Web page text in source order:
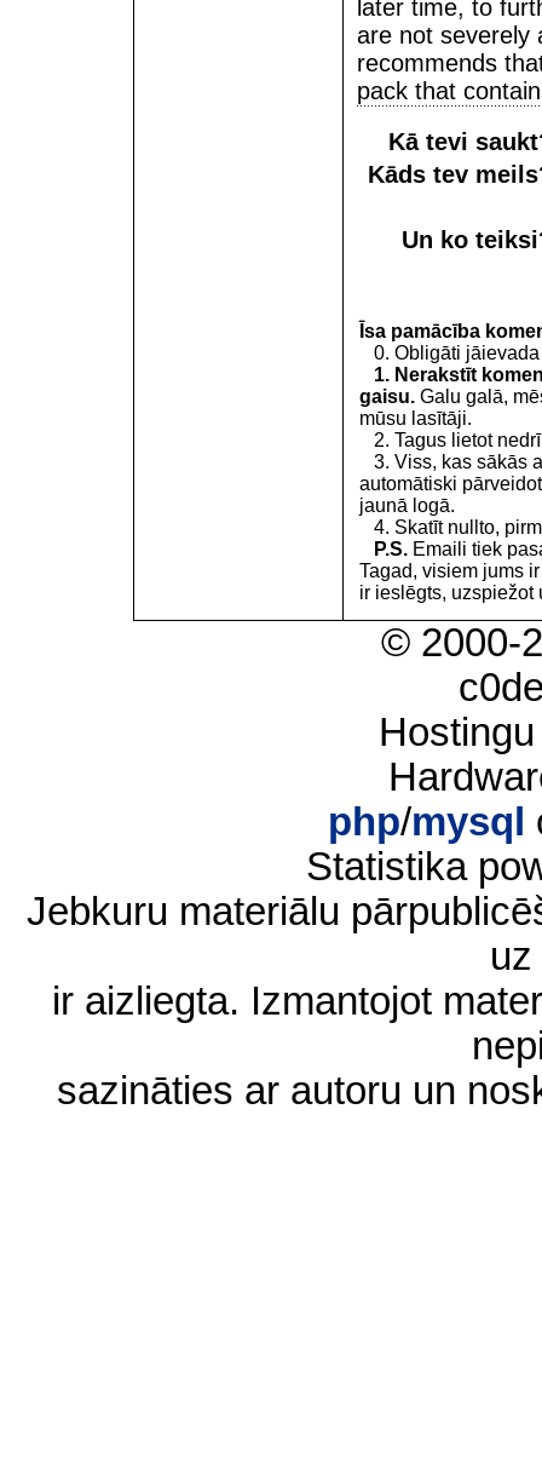
later time, to
are not severely
recommends
pack that
Kā tevi
Kāds tev
Un ko
Īsa pamācība
0. Obligāti jāievada
1. Nerakstīt
gaisu. Galu galā,
mūsu lasītāji.
2. Tagus lietot
3. Viss, kas sākās
automātiski
jaunā logā.
4. Skatīt nullto,
P.S. Emaili tiek
Tagad, visiem jums
ir ieslēgts, uzspiežot
© 2000-
php/mysql
Statistika
Jebkuru materiālu
ir aizliegta. Izmantojot
sazināties ar autoru un